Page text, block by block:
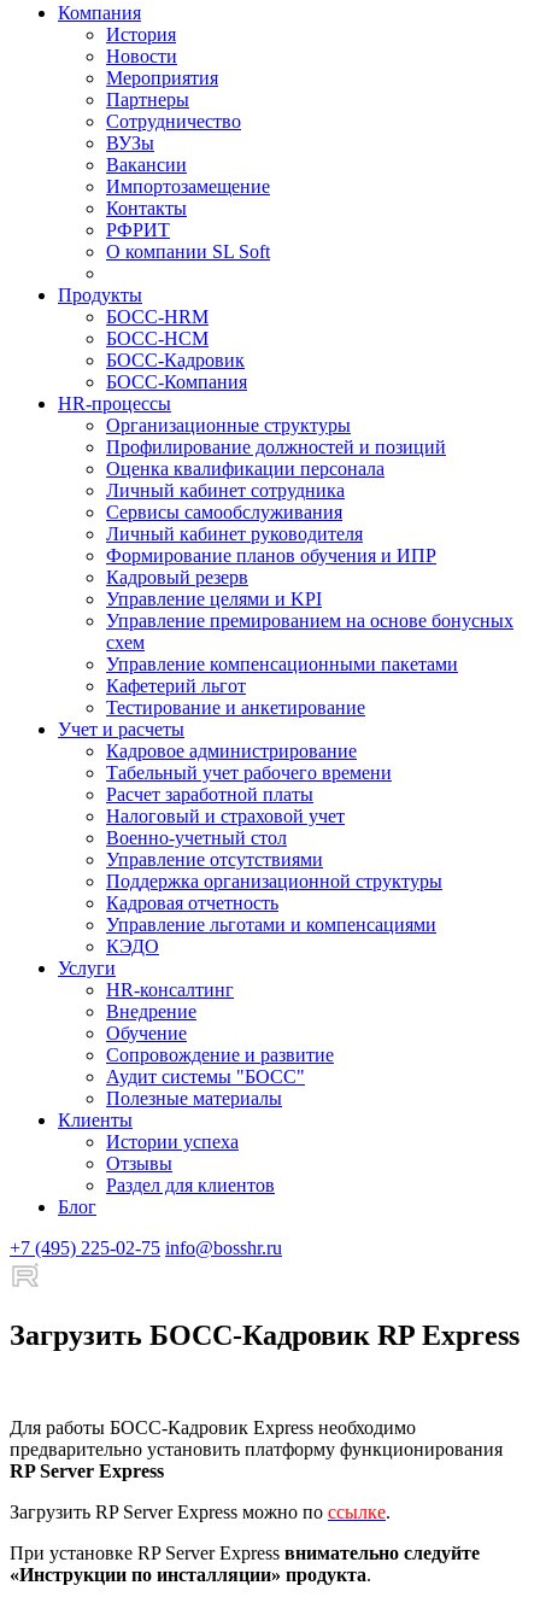
Компания
История
Новости
Мероприятия
Партнеры
Сотрудничество
ВУЗы
Вакансии
Импортозамещение
Контакты
РФРИТ
О компании SL Soft
Продукты
БОСС-HRM
БОСС-HCM
БОСС-Кадровик
БОСС-Компания
HR-процессы
Организационные структуры
Профилирование должностей и позиций
Оценка квалификации персонала
Личный кабинет сотрудника
Сервисы самообслуживания
Личный кабинет руководителя
Формирование планов обучения и ИПР
Кадровый резерв
Управление целями и KPI
Управление премированием на основе бонусных
схем
Управление компенсационными пакетами
Кафетерий льгот
Тестирование и анкетирование
Учет и расчеты
Кадровое администрирование
Табельный учет рабочего времени
Расчет заработной платы
Налоговый и страховой учет
Военно-учетный стол
Управление отсутствиями
Поддержка организационной структуры
Кадровая отчетность
Управление льготами и компенсациями
КЭДО
Услуги
HR-консалтинг
Внедрение
Обучение
Сопровождение и развитие
Аудит системы "БОСС"
Полезные материалы
Клиенты
Истории успеха
Отзывы
Раздел для клиентов
Блог
+7 (495) 225-02-75 info@bosshr.ru
Загрузить БОСС-Кадровик RP Express
Для работы БОСС-Кадровик Express необходимо
предварительно установить платформу функционирования
RP Server Express
Загрузить RP Server Express можно по ссылке.
При установке RP Server Express внимательно следуйте
«Инструкции по инсталляции» продукта.